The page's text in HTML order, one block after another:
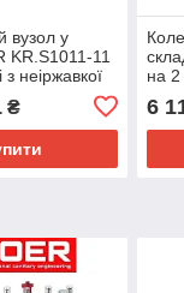
вузол у
KR.S1011-11
неіржавкої
₴
на 2
6